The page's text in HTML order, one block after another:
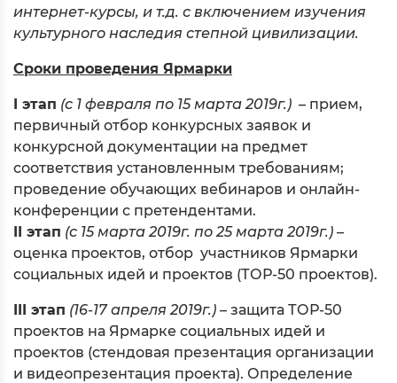
интернет-курсы, и т.д. с включением изучения
культурного наследия степной цивилизации.
Сроки проведения Ярмарки
I этап (с 1 февраля по 15 марта 2019г.) – прием,
первичный отбор конкурсных заявок и
конкурсной документации на предмет
соответствия установленным требованиям;
проведение обучающих вебинаров и онлайн-
конференции с претендентами.
II этап (с 15 марта 2019г. по 25 марта 2019г.) –
оценка проектов, отбор участников Ярмарки
социальных идей и проектов (ТОР-50 проектов).
III этап (16-17 апреля 2019г.) – защита ТОР-50
проектов на Ярмарке социальных идей и
проектов (стендовая презентация организации
и видеопрезентация проекта). Определение